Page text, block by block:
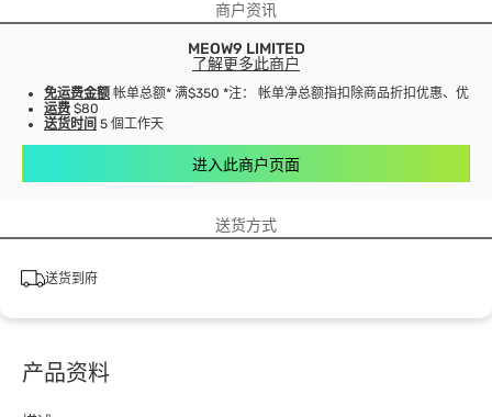
商户资讯
MEOW9 LIMITED
了解更多此商户
免运费金额 帐单总额* 满$350 *注： 帐单净总额指扣除商品折扣优惠、优惠
运费 $80
送货时间 5 個工作天
进入此商户页面
送货方式
送货到府
产品资料